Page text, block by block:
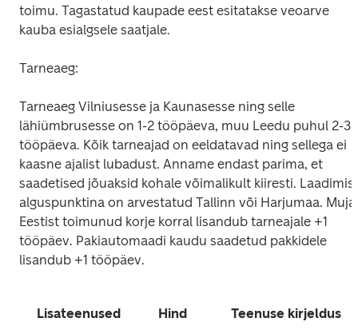
toimu. Tagastatud kaupade eest esitatakse veoarve
kauba esialgsele saatjale.
Tarneaeg:
Tarneaeg Vilniusesse ja Kaunasesse ning selle
lähiümbrusesse on 1-2 tööpäeva, muu Leedu puhul 2-3
tööpäeva. Kõik tarneajad on eeldatavad ning sellega ei
kaasne ajalist lubadust. Anname endast parima, et
saadetised jõuaksid kohale võimalikult kiiresti.
alguspunktina on arvestatud Tallinn või Harjumaa.
Eestist toimunud korje korral lisandub tarneajale +1
tööpäev. Pakiautomaadi kaudu saadetud pakkidele
lisandub +1 tööpäev.
Lisateenused Hind Teenuse kirjeldus